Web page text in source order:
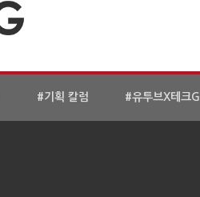
#기획 칼럼 #유투브X테크G